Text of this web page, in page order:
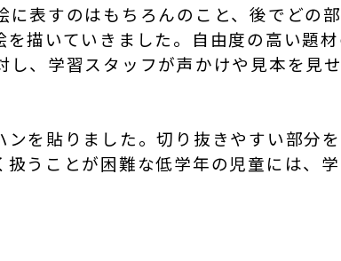
表すのはもちろんのこと、後でどの
描いていきました。自由度の高い題材
、学習スタッフが声かけや見本を見
を貼りました。切り抜きやすい部分
うことが困難な低学年の児童には、学